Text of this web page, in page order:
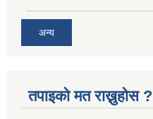
अन्य
तपाइको मत राख्नुहोस ?